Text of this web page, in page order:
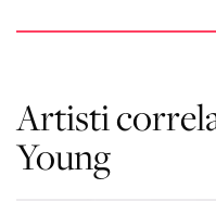
Artisti
Young